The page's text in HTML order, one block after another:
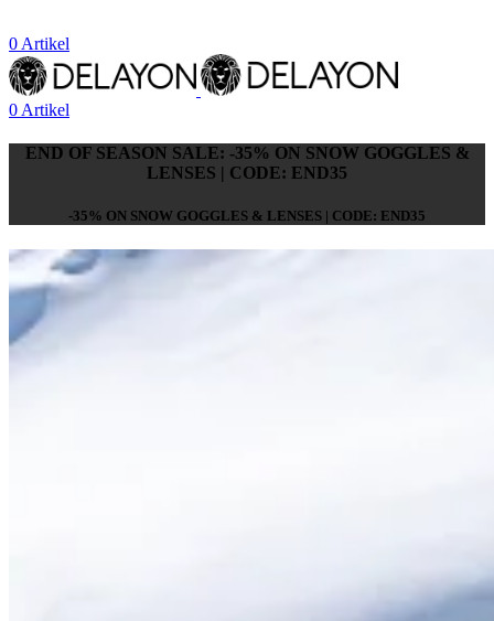
0 Artikel
0 Artikel
END OF SEASON SALE: -35% ON SNOW GOGGLES &
LENSES | CODE: END35
-35% ON SNOW GOGGLES & LENSES | CODE: END35